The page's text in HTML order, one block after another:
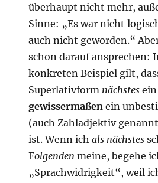
überhaupt nicht mehr,
Sinne: „Es war nicht
auch nicht geworden.“
schon darauf ansprechen:
konkreten Beispiel gilt,
Superlativform nächstes
gewissermaßen ein
(auch Zahladjektiv
ist. Wenn ichals nächstes
Folgenden meine, begehe
„Sprachwidrigkeit“, weil